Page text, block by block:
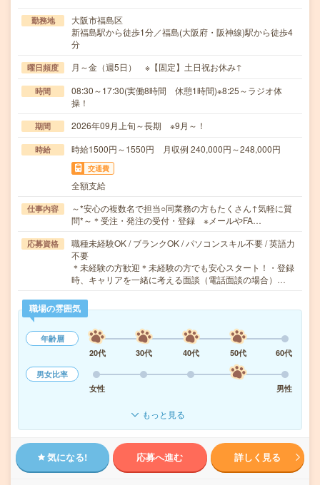
勤務地
大阪市福島区
新福島駅から徒歩1分／福島(大阪府・阪神線)駅から徒歩4
分
曜日頻度 月～金（週5日） ※【固定】土日祝お休み↑
時間
08:30～17:30(実働8時間 休憩1時間)※8:25～ラジオ体
操！
期間 2026年09月上旬～長期 ※9月～！
時給 時給1500円～1550円 月収例 240,000円～248,000円
交通費
全額支給
仕事内容
～*安心の複数名で担当○同業務の方もたくさん↑気軽に質
問*～＊受注・発注の受付・登録 ※メールやFA…
応募資格
職種未経験OK / ブランクOK / パソコンスキル不要 / 英語力
不要
＊未経験の方歓迎＊未経験の方でも安心スタート！・登録
時、キャリアを一緒に考える面談（電話面談の場合）…
職場の雰囲気
年齢層
20代
30代 40代 50代
60代
男女比率
女性
男性
もっと見る
気になる! 応募へ進む 詳しく見る